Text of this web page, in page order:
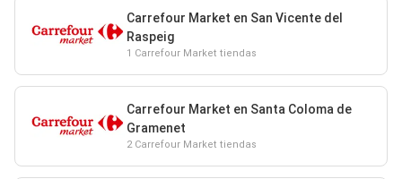
Carrefour Market en San Vicente del
Raspeig
1 Carrefour Market tiendas
Carrefour Market en Santa Coloma de
Gramenet
2 Carrefour Market tiendas